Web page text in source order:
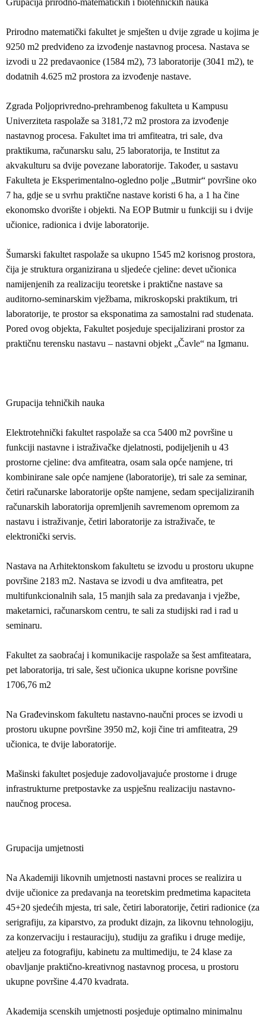
Grupacija prirodno-matematičkih i biotehničkih nauka
Prirodno matematički fakultet je smješten u dvije zgrade u kojima je
9250 m2 predviđeno za izvođenje nastavnog procesa. Nastava se
izvodi u 22 predavaonice (1584 m2), 73 laboratorije (3041 m2), te
dodatnih 4.625 m2 prostora za izvođenje nastave.
Zgrada Poljoprivredno-prehrambenog fakulteta u Kampusu
Univerziteta raspolaže sa 3181,72 m2 prostora za izvođenje
nastavnog procesa. Fakultet ima tri amfiteatra, tri sale, dva
praktikuma, računarsku salu, 25 laboratorija, te Institut za
akvakulturu sa dvije povezane laboratorije. Također, u sastavu
Fakulteta je Eksperimentalno-ogledno polje „Butmir“ površine oko
7 ha, gdje se u svrhu praktične nastave koristi 6 ha, a 1 ha čine
ekonomsko dvorište i objekti. Na EOP Butmir u funkciji su i dvije
učionice, radionica i dvije laboratorije.
Šumarski fakultet raspolaže sa ukupno 1545 m2 korisnog prostora,
čija je struktura organizirana u sljedeće cjeline: devet učionica
namijenjenih za realizaciju teoretske i praktične nastave sa
auditorno-seminarskim vježbama, mikroskopski praktikum, tri
laboratorije, te prostor sa eksponatima za samostalni rad studenata.
Pored ovog objekta, Fakultet posjeduje specijalizirani prostor za
praktičnu terensku nastavu – nastavni objekt „Čavle“ na Igmanu.
Grupacija tehničkih nauka
Elektrotehnički fakultet raspolaže sa cca 5400 m2 površine u
funkciji nastavne i istraživačke djelatnosti, podijeljenih u 43
prostorne cjeline: dva amfiteatra, osam sala opće namjene, tri
kombinirane sale opće namjene (laboratorije), tri sale za seminar,
četiri računarske laboratorije opšte namjene, sedam specijaliziranih
računarskih laboratorija opremljenih savremenom opremom za
nastavu i istraživanje, četiri laboratorije za istraživače, te
elektronički servis.
Nastava na Arhitektonskom fakultetu se izvodu u prostoru ukupne
površine 2183 m2. Nastava se izvodi u dva amfiteatra, pet
multifunkcionalnih sala, 15 manjih sala za predavanja i vježbe,
maketarnici, računarskom centru, te sali za studijski rad i rad u
seminaru.
Fakultet za saobraćaj i komunikacije raspolaže sa šest amfiteatara,
pet laboratorija, tri sale, šest učionica ukupne korisne površine
1706,76 m2
Na Građevinskom fakultetu nastavno-naučni proces se izvodi u
prostoru ukupne površine 3950 m2, koji čine tri amfiteatra, 29
učionica, te dvije laboratorije.
Mašinski fakultet posjeduje zadovoljavajuće prostorne i druge
infrastrukturne pretpostavke za uspješnu realizaciju nastavno-
naučnog procesa.
Grupacija umjetnosti
Na Akademiji likovnih umjetnosti nastavni proces se realizira u
dvije učionice za predavanja na teoretskim predmetima kapaciteta
45+20 sjedećih mjesta, tri sale, četiri laboratorije, četiri radionice (za
serigrafiju, za kiparstvo, za produkt dizajn, za likovnu tehnologiju,
za konzervaciju i restauraciju), studiju za grafiku i druge medije,
ateljeu za fotografiju, kabinetu za multimediju, te 24 klase za
obavljanje praktično-kreativnog nastavnog procesa, u prostoru
ukupne površine 4.470 kvadrata.
Akademija scenskih umjetnosti posjeduje optimalno minimalnu